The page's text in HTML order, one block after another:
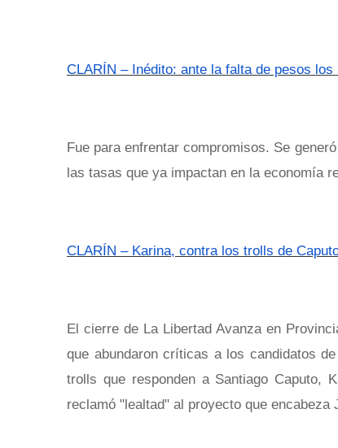
CLARÍN – Inédito: ante la falta de pesos
Fue para enfrentar compromisos. Se
las tasas que ya impactan en la economía
CLARÍN – Karina, contra los trolls de
El cierre de La Libertad Avanza en
que abundaron críticas a los candidatos
trolls que responden a Santiago Caputo,
reclamó "lealtad" al proyecto que encabeza